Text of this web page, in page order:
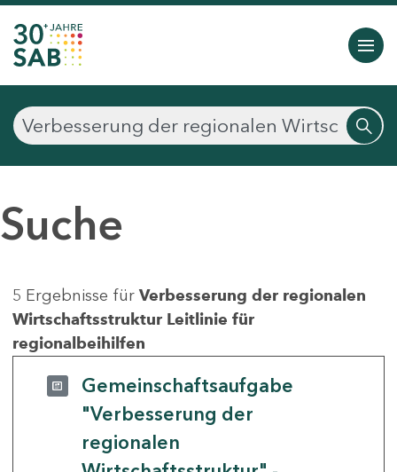
Suche
5 Ergebnisse für Verbesserung der regionalen
Wirtschaftsstruktur Leitlinie für
regionalbeihilfen
Gemeinschaftsaufgabe
"Verbesserung der
regionalen